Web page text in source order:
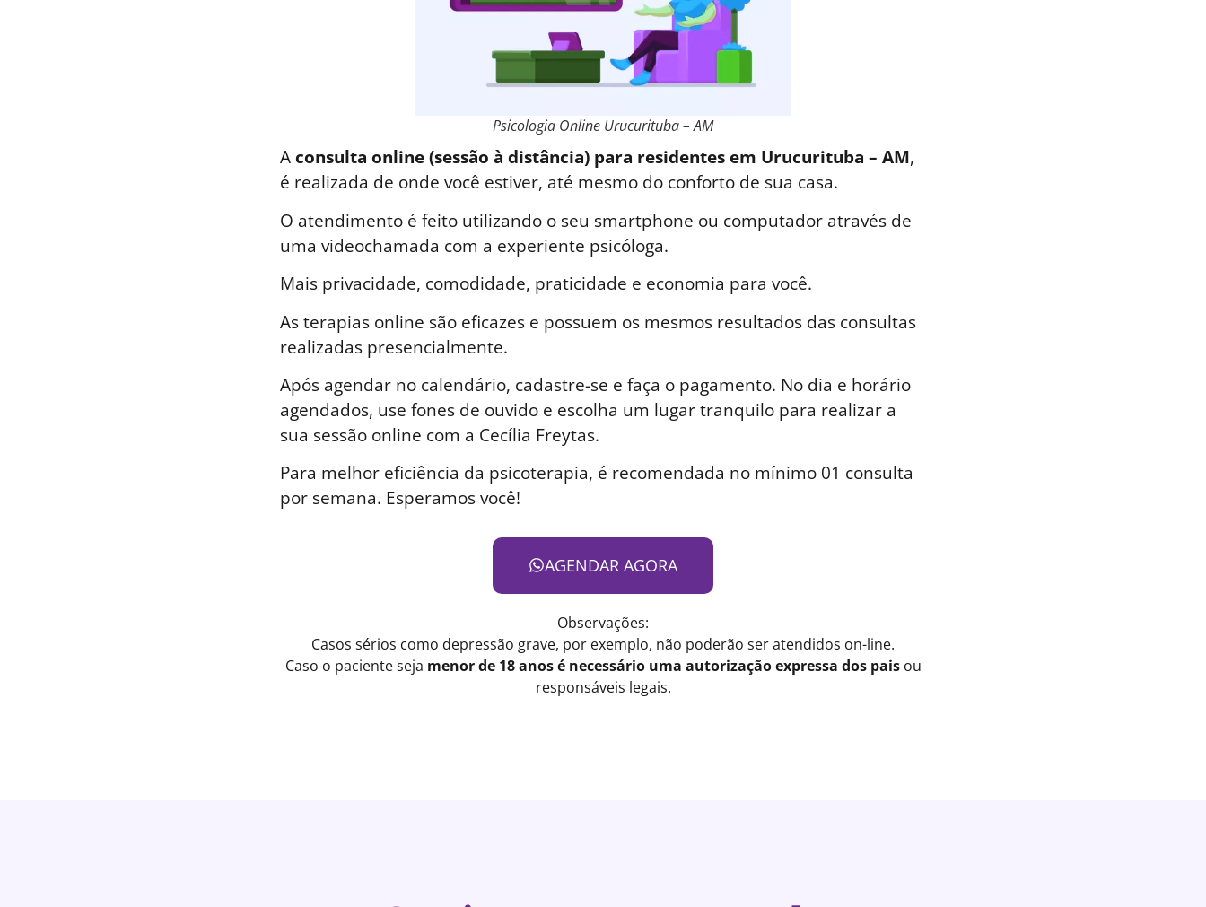
Psicologia Online Urucurituba – AM
Aconsulta online (sessão à distância) para residentes em Urucurituba – AM,
é realizada de onde você estiver, até mesmo do conforto de sua casa.
O atendimento é feito utilizando o seu smartphone ou computador através de
uma videochamada com a experiente psicóloga.
Mais privacidade, comodidade, praticidade e economia para você.
As terapias online são eficazes e possuem os mesmos resultados das consultas
realizadas presencialmente.
Após agendar no calendário, cadastre-se e faça o pagamento. No dia e horário
agendados, use fones de ouvido e escolha um lugar tranquilo para realizar a
sua sessão online com a Cecília Freytas.
Para melhor eficiência da psicoterapia, é recomendada no mínimo 01 consulta
por semana. Esperamos você!
AGENDAR AGORA
Observações:
Casos sérios como depressão grave, por exemplo, não poderão ser atendidos on-line.
Caso o paciente seja menor de 18 anos é necessário uma autorização expressa dos paisou
responsáveis legais.